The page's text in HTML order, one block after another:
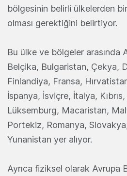
bölgesinin belirli ülkelerden
olması gerektiğini belirtiyor.
Bu ülke ve bölgeler arasında
Belçika, Bulgaristan, Çekya,
Finlandiya, Fransa,
İspanya, İsviçre, İtalya,
Lüksemburg, Macaristan,
Portekiz, Romanya,
Yunanistan yer alıyor.
Ayrıca fiziksel olarak Avrupa